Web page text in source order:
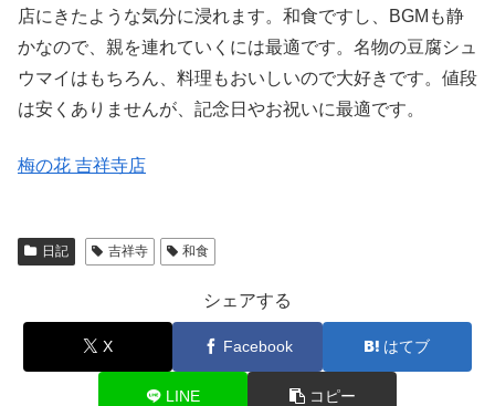
店にきたような気分に浸れます。和食ですし、BGMも静
かなので、親を連れていくには最適です。名物の豆腐シュ
ウマイはもちろん、料理もおいしいので大好きです。値段
は安くありませんが、記念日やお祝いに最適です。
梅の花 吉祥寺店
日記 吉祥寺 和食
シェアする
X Facebook はてブ
LINE コピー